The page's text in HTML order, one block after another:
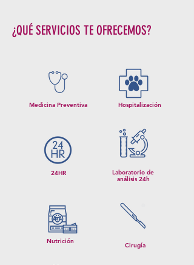
¿QUÉ SERVICIOS TE OFRECEMOS?
Medicina Preventiva Hospitalización
24HR
Nutrición
Laboratorio de
análisis 24h
Cirugía